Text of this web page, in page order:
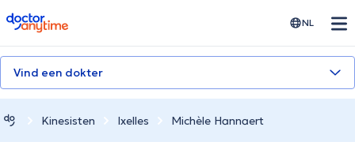
doctoranytime NL
Vind een dokter
Kinesisten Ixelles Michèle Hannaert